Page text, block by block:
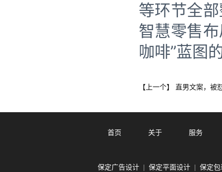
等环节全
智慧零售
咖啡”蓝图
【上一个】 直男文案，被
首页 关于 服务
保定广告设计| 保定平面设计| 保定包